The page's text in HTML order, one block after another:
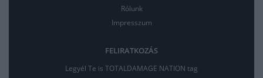
Rólunk
Impresszum
FELIRATKOZÁS
Legyél Te is TOTALDAMAGE NATION tag